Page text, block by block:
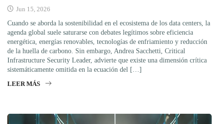
Jun 15, 2026
Cuando se aborda la sostenibilidad en el ecosistema de los data centers, la
agenda global suele saturarse con debates legítimos sobre eficiencia
energética, energías renovables, tecnologías de enfriamiento y reducción
de la huella de carbono. Sin embargo, Andrea Sacchetti, Critical
Infrastructure Security Leader, advierte que existe una dimensión crítica
sistemáticamente omitida en la ecuación del […]
LEER MÁS